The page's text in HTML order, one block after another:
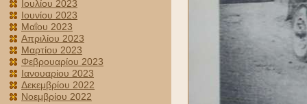
Ιουλίου 2023
Ιουνίου 2023
Μαΐου 2023
Απριλίου 2023
Μαρτίου 2023
Φεβρουαρίου 2023
Ιανουαρίου 2023
Δεκεμβρίου 2022
Νοεμβρίου 2022